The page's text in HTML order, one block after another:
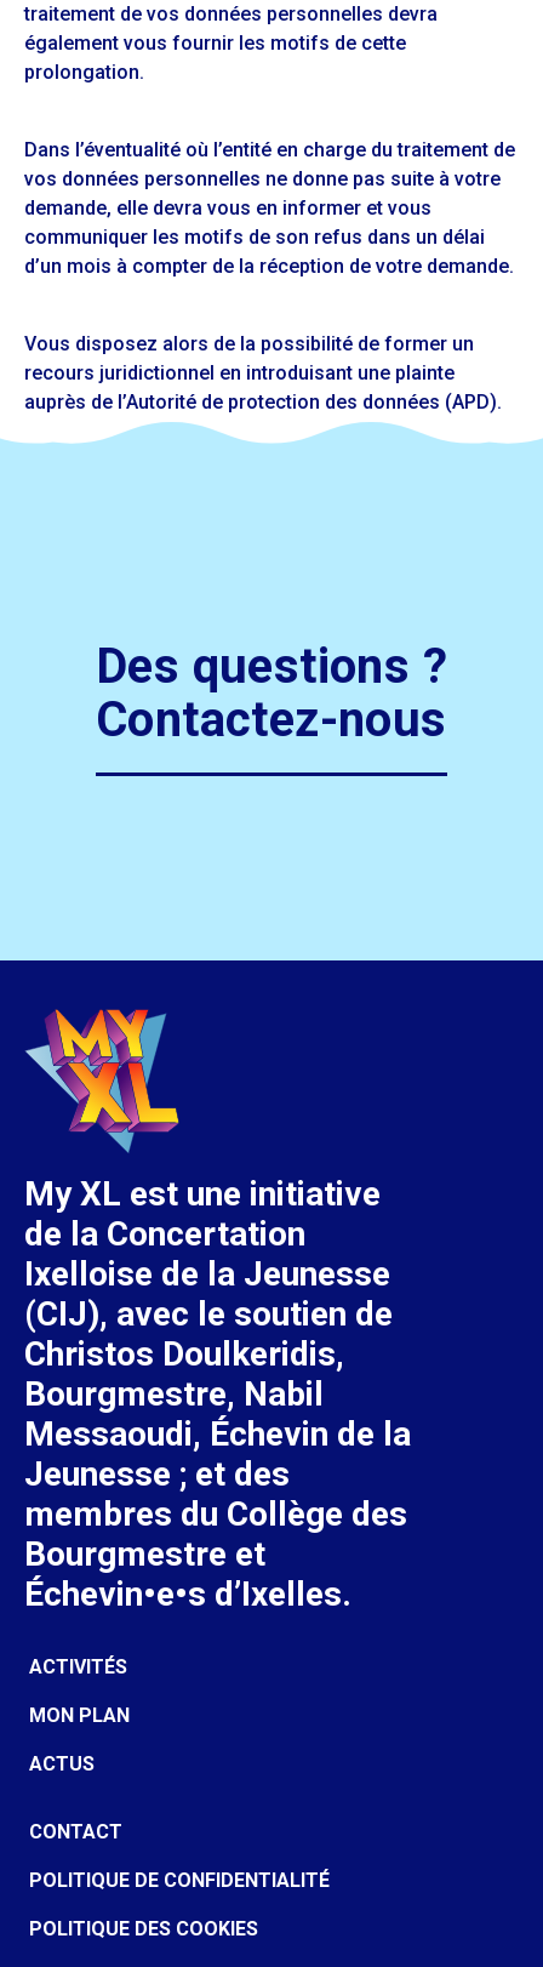
traitement de vos données personnelles devra
également vous fournir les motifs de cette
prolongation.
Dans l’éventualité où l’entité en charge du traitement de
vos données personnelles ne donne pas suite à votre
demande, elle devra vous en informer et vous
communiquer les motifs de son refus dans un délai
d’un mois à compter de la réception de votre demande.
Vous disposez alors de la possibilité de former un
recours juridictionnel en introduisant une plainte
auprès de l’Autorité de protection des données (APD).
Des questions ?
Contactez-nous
My XL est une initiative
de la Concertation
Ixelloise de la Jeunesse
(CIJ), avec le soutien de
Christos Doulkeridis,
Bourgmestre, Nabil
Messaoudi, Échevin de la
Jeunesse ; et des
membres du Collège des
Bourgmestre et
Échevin•e•s d’Ixelles.
ACTIVITÉS
MON PLAN
ACTUS
CONTACT
POLITIQUE DE CONFIDENTIALITÉ
POLITIQUE DES COOKIES